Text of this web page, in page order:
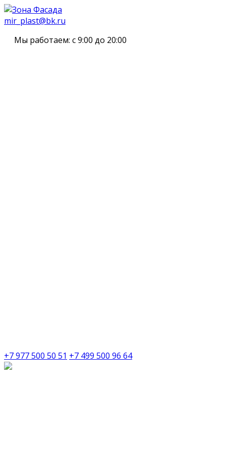
mir_plast@bk.ru
Мы работаем: с 9:00 до 20:00
+7 977 500 50 51 +7 499 500 96 64